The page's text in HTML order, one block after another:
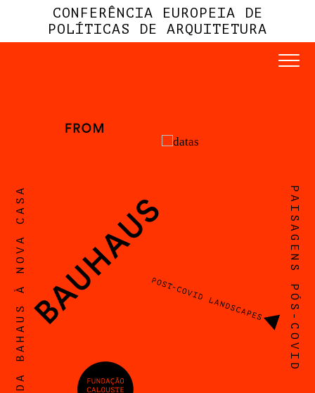
CONFERÊNCIA EUROPEIA DE
POLÍTICAS DE ARQUITETURA
DA BAHAUS À NOVA CASA PAISAGENS PÓS-COVID